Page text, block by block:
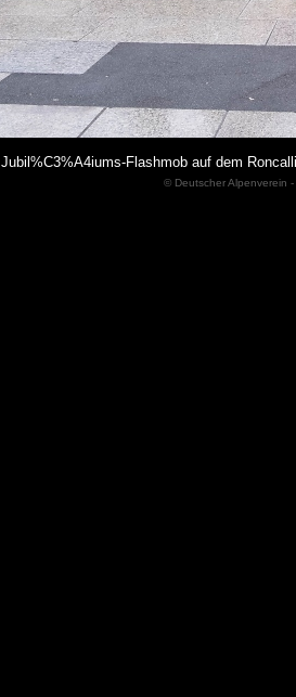
Jubil%C3%A4iums-Flashmob auf dem
© Deutscher Alpenverein